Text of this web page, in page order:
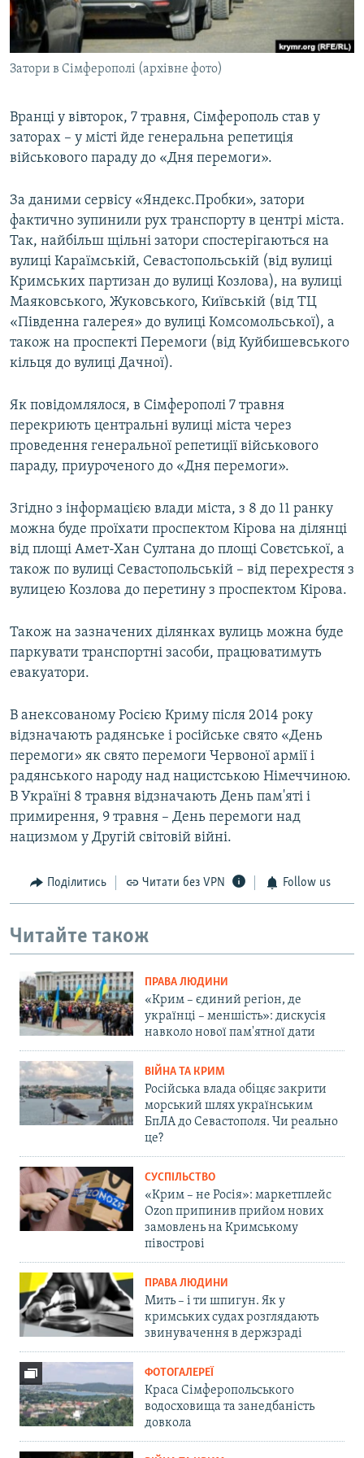
ВІДЕОУРОКИ «ELIFBE»
СВІДЧЕННЯ ОКУПАЦІЇ
УКРАЇНСЬКА ПРОБЛЕМА КРИМУ
Русский
Qırımtatar
Затори в Сімферополі (архівне фото)
Вранці у вівторок, 7 травня, Сімферополь став у
заторах – у місті йде генеральна репетиція
військового параду до «Дня перемоги».
За даними сервісу «Яндекс.Пробки», затори
фактично зупинили рух транспорту в центрі міста.
Так, найбільш щільні затори спостерігаються на
вулиці Караїмській, Севастопольській (від вулиці
Кримських партизан до вулиці Козлова), на вулиці
Маяковського, Жуковського, Київській (від ТЦ
«Південна галерея» до вулиці Комсомольської), а
також на проспекті Перемоги (від Куйбишевського
кільця до вулиці Дачної).
Як повідомлялося, в Сімферополі 7 травня
перекриють центральні вулиці міста через
проведення генеральної репетиції військового
параду, приуроченого до «Дня перемоги».
Згідно з інформацією влади міста, з 8 до 11 ранку
можна буде проїхати проспектом Кірова на ділянці
від площі Амет-Хан Султана до площі Совєтської, а
також по вулиці Севастопольській – від перехрестя з
вулицею Козлова до перетину з проспектом Кірова.
Також на зазначених ділянках вулиць можна буде
паркувати транспортні засоби, працюватимуть
евакуатори.
В анексованому Росією Криму після 2014 року
відзначають радянське і російське свято «День
перемоги» як свято перемоги Червоної армії і
радянського народу над нацистською Німеччиною.
В Україні 8 травня відзначають День пам'яті і
примирення, 9 травня – День перемоги над
нацизмом у Другій світовій війні.
Поділитись Читати без VPN Follow us
Читайте також
ПРАВА ЛЮДИНИ
«Крим – єдиний регіон, де
українці – меншість»: дискусія
навколо нової пам'ятної дати
ВІЙНА ТА КРИМ
Російська влада обіцяє закрити
морський шлях українським
БпЛА до Севастополя. Чи реально
це?
СУСПІЛЬСТВО
«Крим – не Росія»: маркетплейс
Ozon припинив прийом нових
замовлень на Кримському
півострові
ПРАВА ЛЮДИНИ
Мить – і ти шпигун. Як у
кримських судах розглядають
звинувачення в держзраді
ФОТОГАЛЕРЕЇ
Краса Сімферопольського
водосховища та занедбаність
довкола